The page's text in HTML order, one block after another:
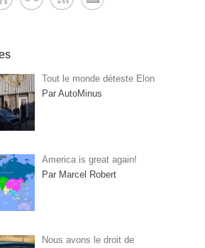
Tout le monde déteste Elon
Par AutoMinus
America is great again!
Par Marcel Robert
Nous avons le droit de